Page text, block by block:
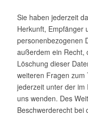
Sie haben jederzeit
Herkunft, Empfänger
personenbezogenen
außerdem ein Recht,
Löschung dieser
weiteren Fragen zum
jederzeit unter der im
uns wenden. Des
Beschwerderecht bei